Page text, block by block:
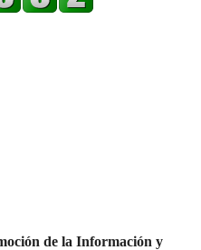
de la Información y